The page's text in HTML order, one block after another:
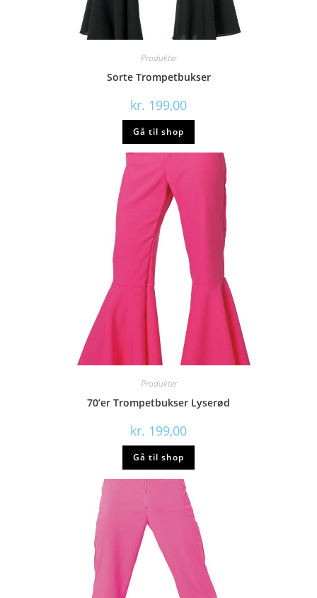
Produkter
Sorte Trompetbukser
kr. 199,00
Gå til shop
Produkter
70’er Trompetbukser Lyserød
kr. 199,00
Gå til shop